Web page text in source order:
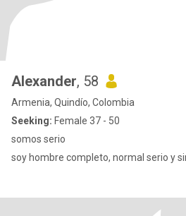
Alexander, 58
Armenia, Quindío, Colombia
Seeking: Female 37 - 50
somos serio
soy hombre completo, normal serio y